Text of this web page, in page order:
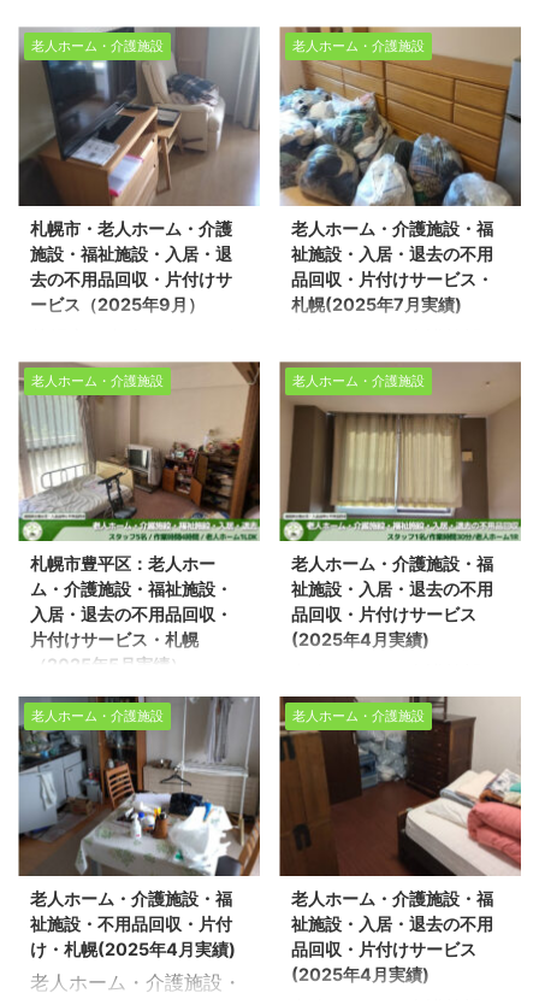
への入居に伴うご自宅の
不用品回収作業をご依頼
いただき対応させていた
だきました。 「施設への
入居が決まり、自宅の荷
物を整理する必要があ
る」「家の中だけでなく
車庫や物置も片付けた
い」このようなお悩みか
らご相談をいただくケ ...
た。 「施設への入居が決
まり、家の荷物を整理し
たい」「長年住んでいた
家の片付けをどう進めれ
ばいいかわからない」こ
のようなお悩みからご相
談をいただくケースが多
くあります。
スタッ
フ：6名
作業日数：2
日間
対象：団地 ...
福祉施設・入居・退去の
不用品回収・片付けサー
ビス・札幌（2025年9月
実績） 生活応援エコスタ
イルでは不用品回収・遺
品整理・家の片付けを行
っております。今回は、
札幌市豊平区の老人ホー
ムで片付け作業をさせて
頂きました。 ※スタッフ
4名 ※作業時間1時間 ※老
の整理や不用品回収、遺
品整理に関するお悩み
は、どうぞ私たちにお任
せください。経験豊富で
信頼できるスタッフが、
お客様のご希望に寄り添
い、安心していただける
サービスを提供いたしま
す。 不用品回収や遺品整
理の実績 ...
福祉施設・入居・退去の
不用品回収・片付けサー
ビス・札幌市(2025年9
月実績) 生活応援エコス
タイルでは不用品回収・
遺品整理・家の片付けを
行っております。今回
は、札幌市西区の老人ホ
ームで片付け作業をさせ
て頂きました。 ※スタッ
フ4名/作業時間1時間/老
整理や不用品回収、遺品
整理に関するお悩みは、
どうぞ私たちにお任せく
ださい。経験豊富で信頼
できるスタッフが、お客
様のご希望に寄り添い、
安心していただけるサー
ビスを提供いたします。
不用品回収や遺品整理の
実績多数ござ ...
老人ホーム・介護施設
札幌市・老人ホーム・介護
施設・福祉施設・入居・退
去の不用品回収・片付けサ
ービス（2025年9月）
護施設・福祉施設・入
居・退去の不用品回収・
片付けサービス（2025
年9月） 生活応援エコス
タイルでは不用品回収・
遺品整理・家の片付けを
行っております。今回
は、札幌市豊平区で老人
ホームの片付け作業をさ
せて頂きました。 ※スタ
ッフ2名/作業時間1時間/
の整理や不用品回収、遺
品整理に関するお悩み
は、どうぞ私たちにお任
せください。経験豊富で
信頼できるスタッフが、
お客様のご希望に寄り添
い、安心していただける
サービスを提供いたしま
す。 不用品回収や遺品整
理の実績多数ござい ...
老人ホーム・介護施設
老人ホーム・介護施設・福
祉施設・入居・退去の不用
品回収・片付けサービス・
札幌(2025年7月実績)
福祉施設・入居・退去の
不用品回収・片付けサー
ビス・札幌(2025年7月
実績) 生活応援エコスタ
イルでは不用品回収・遺
品整理・家の片付けを行
っております。今回は、
札幌市中央区の老人ホー
ムで片付け作業をさせて
頂きました。 ※スタッフ
4名/作業時間1時間/老人
理や不用品回収、遺品整
理に関するお悩みは、ど
うぞ私たちにお任せくだ
さい。経験豊富で信頼で
きるスタッフが、お客様
のご希望に寄り添い、安
心していただけるサービ
スを提供いたします。 不
用品回収や遺品整理の実
績多数ござ ...
老人ホーム・介護施設
札幌市豊平区：老人ホー
ム・介護施設・福祉施設・
入居・退去の不用品回収・
片付けサービス・札幌
（2025年5月実績）
老人ホーム・介護施設・
福祉施設・入居・退去の
不用品回収・片付けサー
ビス・札幌（2025年5月
実績） 北海道全域で、家
の不用品回収や売却に伴
う片付け、遺品整理、生
前整理をサポートしてい
る「生活応援エコスタイ
ル」です。 道北、道南、
道央、道東、どの地域で
老人ホーム・介護施設
老人ホーム・介護施設・福
祉施設・入居・退去の不用
品回収・片付けサービス
(2025年4月実績)
福祉施設・入居・退去の
不用品回収・片付けサー
ビス 北海道全域で、家の
不用品回収や売却に伴う
片付け、遺品整理、生前
整理をサポートしている
「生活応援エコスタイ
ル」です。 道北、道南、
道央、道東、どの地域で
も対応可能ですので、お
気軽にご相談ください。
老人ホーム・介護施設
老人ホーム・介護施設・福
祉施設・不用品回収・片付
け・札幌(2025年4月実績)
老人ホーム・介護施設・
老人ホーム・介護施設
老人ホーム・介護施設・福
祉施設・入居・退去の不用
品回収・片付けサービス
(2025年4月実績)